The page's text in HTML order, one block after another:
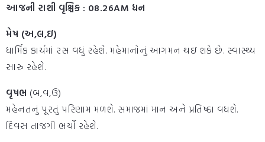
આજની રાશી વૃશ્ચિક : 08.26AM ધન
મેષ (અ,લ,ઇ)
ધાર્મિક કાર્યમાં રસ વધું રહેશે. મહેમાનોનું આગમન થઇ શકે છે. સ્વાસ્થ્ય
સારુ રહેશે.
વૃષભ (બ,વ,ઉ)
મહેનતનું પૂરતું પરિણામ મળશે. સમાજમાં માન અને પ્રતિષ્ઠા વધશે.
દિવસ તાજગી ભર્યો રહેશે.